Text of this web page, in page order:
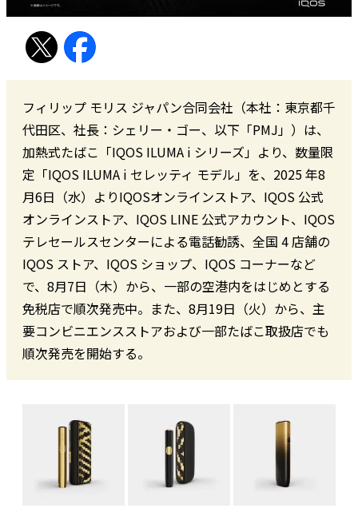
フィリップ モリス ジャパン合同会社（本社：東京都千
代田区、社長：シェリー・ゴー、以下「PMJ」）は、
加熱式たばこ「IQOS ILUMA i シリーズ」より、数量限
定「IQOS ILUMA i セレッティ モデル」を、2025 年8
月6日（水）よりIQOSオンラインストア、IQOS 公式
オンラインストア、IQOS LINE 公式アカウント、IQOS
テレセールスセンターによる電話勧誘、全国 4 店舗の
IQOS ストア、IQOS ショップ、IQOS コーナーなど
で、8月7日（木）から、一部の空港内をはじめとする
免税店で順次発売中。また、8月19日（火）から、主
要コンビニエンスストアおよび一部たばこ取扱店でも
順次発売を開始する。